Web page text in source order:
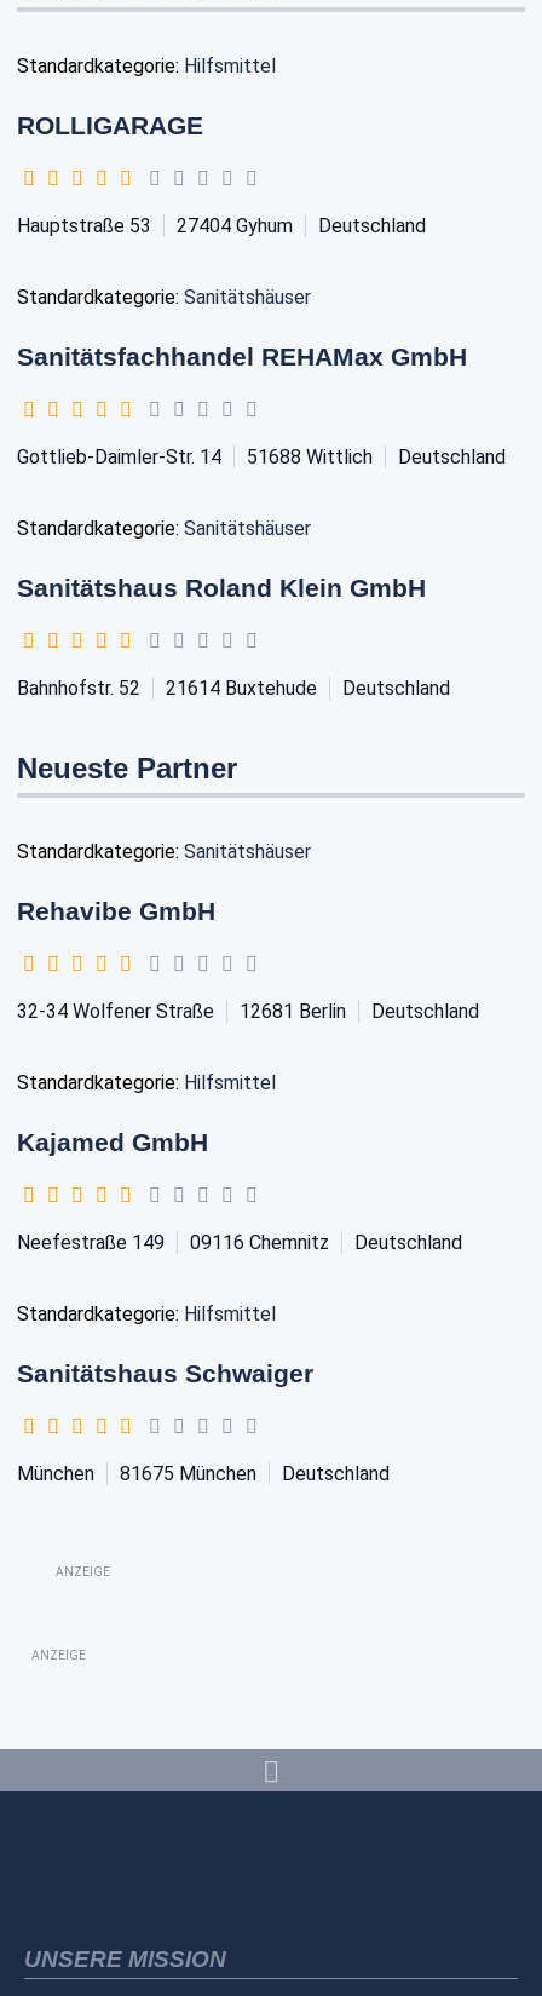
Standardkategorie: Hilfsmittel
ROLLIGARAGE
Hauptstraße 53 27404 Gyhum Deutschland
Standardkategorie: Sanitätshäuser
Sanitätsfachhandel REHAMax GmbH
Gottlieb-Daimler-Str. 14 51688 Wittlich Deutschland
Standardkategorie: Sanitätshäuser
Sanitätshaus Roland Klein GmbH
Bahnhofstr. 52 21614 Buxtehude Deutschland
Neueste Partner
Standardkategorie: Sanitätshäuser
Rehavibe GmbH
32-34 Wolfener Straße 12681 Berlin Deutschland
Standardkategorie: Hilfsmittel
Kajamed GmbH
Neefestraße 149 09116 Chemnitz Deutschland
Standardkategorie: Hilfsmittel
Sanitätshaus Schwaiger
München 81675 München Deutschland
ANZEIGE
ANZEIGE
UNSERE MISSION